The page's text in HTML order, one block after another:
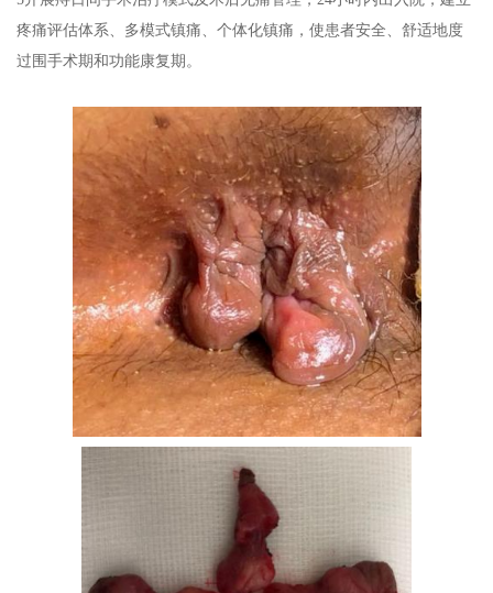
疼痛评估体系、多模式镇痛、个体化镇痛，使患者安全、舒适地度
过围手术期和功能康复期。